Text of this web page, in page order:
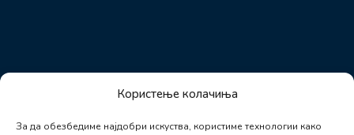
Користење колачиња
За да обезбедиме најдобри искуства, користиме технологии како